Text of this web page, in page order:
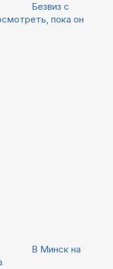
Безвиз с
пока он
В Минск на